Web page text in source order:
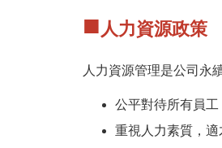
限
公
■ 人力資源政策
人力資源管理是公司永
公平對待所有員工
重視人力素質，適